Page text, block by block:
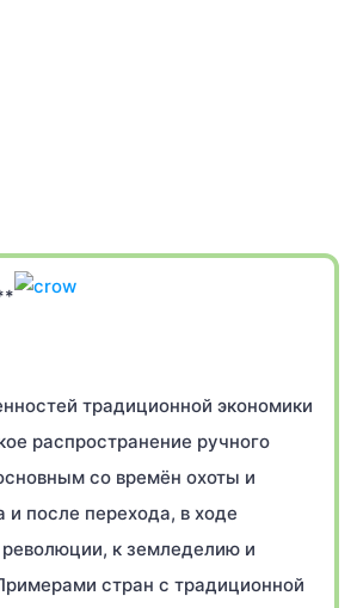
традиционной экономики
распространение ручного
со времён охоты и
и после перехода, в ходе
революции, к земледелию и
стран с традиционной